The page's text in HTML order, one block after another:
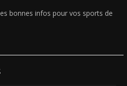
bonnes infos pour vos sports de